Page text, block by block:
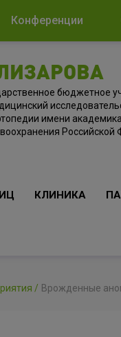
Конференции
бюджетное
имени
Российской
КЛИНИКА
Врожденные